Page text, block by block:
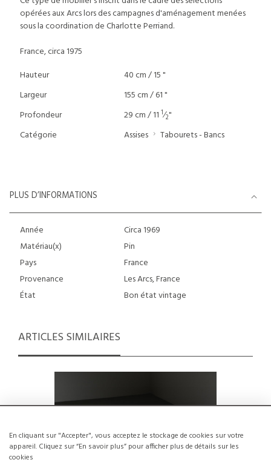
En cliquant sur "Accepter", vous acceptez le stockage de cookies sur votre
appareil. Cliquez sur “En savoir plus” pour afficher plus de détails sur les
cookies
opérées aux Arcs lors des campagnes d'aménagement menées
sous la coordination de Charlotte Perriand.
France, circa 1975
Hauteur
40 cm / 15 "
Largeur
155 cm / 61 "
Profondeur
29 cm / 11 1⁄2"
Catégorie
Assises Tabourets - Bancs
PLUS D’INFORMATIONS
Année
Circa 1969
Matériau(x)
Pin
Pays
France
Provenance
Les Arcs, France
État
Bon état vintage
ARTICLES SIMILAIRES